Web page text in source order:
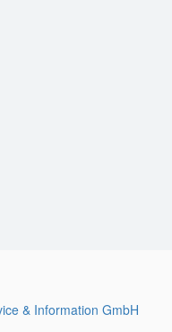
& Information GmbH